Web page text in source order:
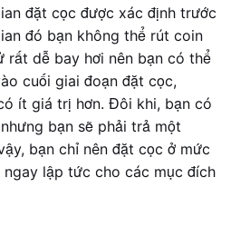
đặt cọc được xác định trước
đó bạn không thể rút coin
rất dễ bay hơi nên bạn có thể
cuối giai đoạn đặt cọc,
ít giá trị hơn. Đôi khi, bạn có
bạn sẽ phải trả một
bạn chỉ nên đặt cọc ở mức
lập tức cho các mục đích